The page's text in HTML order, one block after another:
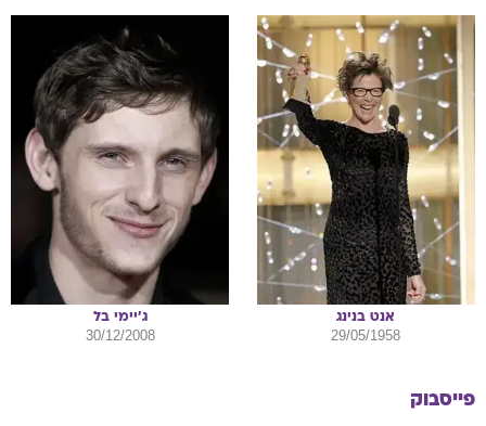
אנט בנינג
29/05/1958
ג'יימי בל
30/12/2008
פייסבוק